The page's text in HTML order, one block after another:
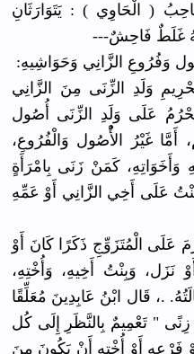
( الْحَاوِي ) : يَتَوَارَثَانِ
غَلَطٌ فَاحِشٌ---
وَلَدِ الزِّنَى مِنَ الزَّانِي
عَلَى وَلَدِ الزِّنَى أُصُول
أَمَّا غَيْرُ الأُْصُول وَالْفُرُوعِ،
وَأَخَوَاتِهِ، كَمَنْ زَنَى بِامْرَأَةٍ
عَلَى أَخِي الزَّانِي أَوْ عَمِّهِ
عَلَى الْمُتَزَوِّجِ ذَكَرًا كَانَ أَوْ
نَزَل، وَبِنْتُ أَخِيهِ، وَأُخْتِهِ،
.، قَال ابْنُ عَابِدِينَ مُعَلِّقًا
" تَعْمِيمٌ بِالنَّظَرِ إِلَى كُل
فَرْعِهِ أَوْ أُخْتِهِ أَنْ يَكُونَ مِنَ